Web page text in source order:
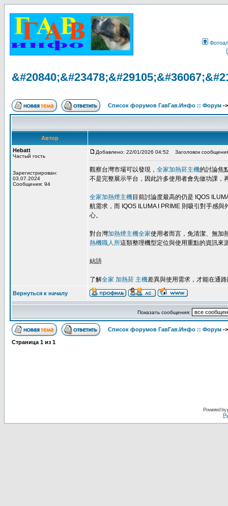
Список форумов ГавГав.Инфо :: Форум -
Автор
Hebatt
Частый гость
Зарегистрирован:
03.07.2024
Сообщения: 94
Добавлено: 22/01/2026 04:52 Заголовок
觀察台灣市場可以發現， 全家加熱菸主機的討論焦
不是完整展示平台，因此許多使用者會先做功課，
全家加熱煙主機目前討論度最高的仍是 IQOS
航需求，而 IQOS ILUMA I PRIME 則吸引對手感
心。
對台灣加熱煙主機全家使用者而言，免清潔、無加
熱機職人所這類整理機型定位與使用重點的資訊來
結語
了解全家 加熱菸 主機差異與使用需求，才能在通
Вернуться к началу
Показать сообщения:
Список форумов ГавГав.Инфо :: Форум -
Страница 1 из 1
Powered by